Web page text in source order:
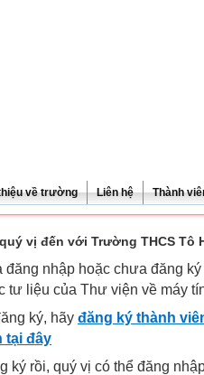
về trường Liên hệ Thành
vị đến với Trường THCS Tô
đăng nhập hoặc chưa đăng
tư liệu của Thư viện về máy
ký, hãy đăng ký thành
tại đây
ký rồi, quý vị có thể đăng